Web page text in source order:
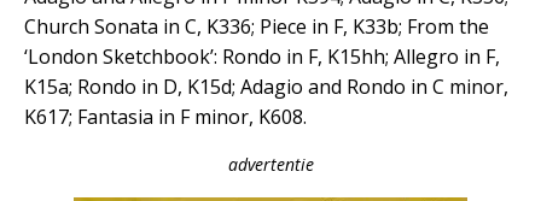
Church Sonata in C, K336; Piece in F, K33b; From the
‘London Sketchbook’: Rondo in F, K15hh; Allegro in F,
K15a; Rondo in D, K15d; Adagio and Rondo in C minor,
K617; Fantasia in F minor, K608.
advertentie